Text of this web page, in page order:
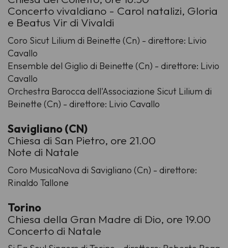
Concerto vivaldiano - Carol natalizi, Gloria
e Beatus Vir di Vivaldi
Coro Sicut Lilium di Beinette (Cn) - direttore: Livio
Cavallo
Ensemble del Giglio di Beinette (Cn) - direttore: Livio
Cavallo
Orchestra Barocca dell'Associazione Sicut Lilium di
Beinette (Cn) - direttore: Livio Cavallo
Savigliano (CN)
Chiesa di San Pietro, ore 21.00
Note di Natale
Coro MusicaNova di Savigliano (Cn) - direttore:
Rinaldo Tallone
Torino
Chiesa della Gran Madre di Dio, ore 19.00
Concerto di Natale